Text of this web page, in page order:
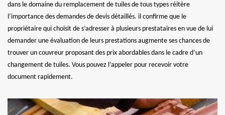
dans le domaine du remplacement de tuiles de tous types réitère
l’importance des demandes de devis détaillés. il confirme que le
propriétaire qui choisit de s’adresser à plusieurs prestataires en vue de lui
demander une évaluation de leurs prestations augmente ses chances de
trouver un couvreur proposant des prix abordables dans le cadre d’un
changement de tuiles. Vous pouvez l’appeler pour recevoir votre
document rapidement.